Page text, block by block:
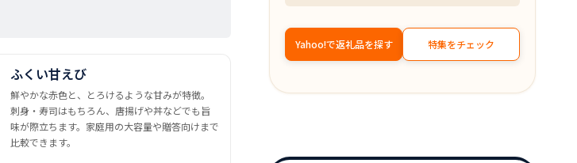
ふくい甘えび
鮮やかな赤色と、とろけるような甘みが特徴。
刺身・寿司はもちろん、唐揚げや丼などでも旨
味が際立ちます。家庭用の大容量や贈答向けまで
比較できます。
Yahoo!で返礼品を探す 特集をチェック